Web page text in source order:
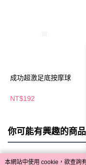
成功超激足底按摩球
NT$192
你可能有興趣的商品
本網站中使用 cookie，欲查詢